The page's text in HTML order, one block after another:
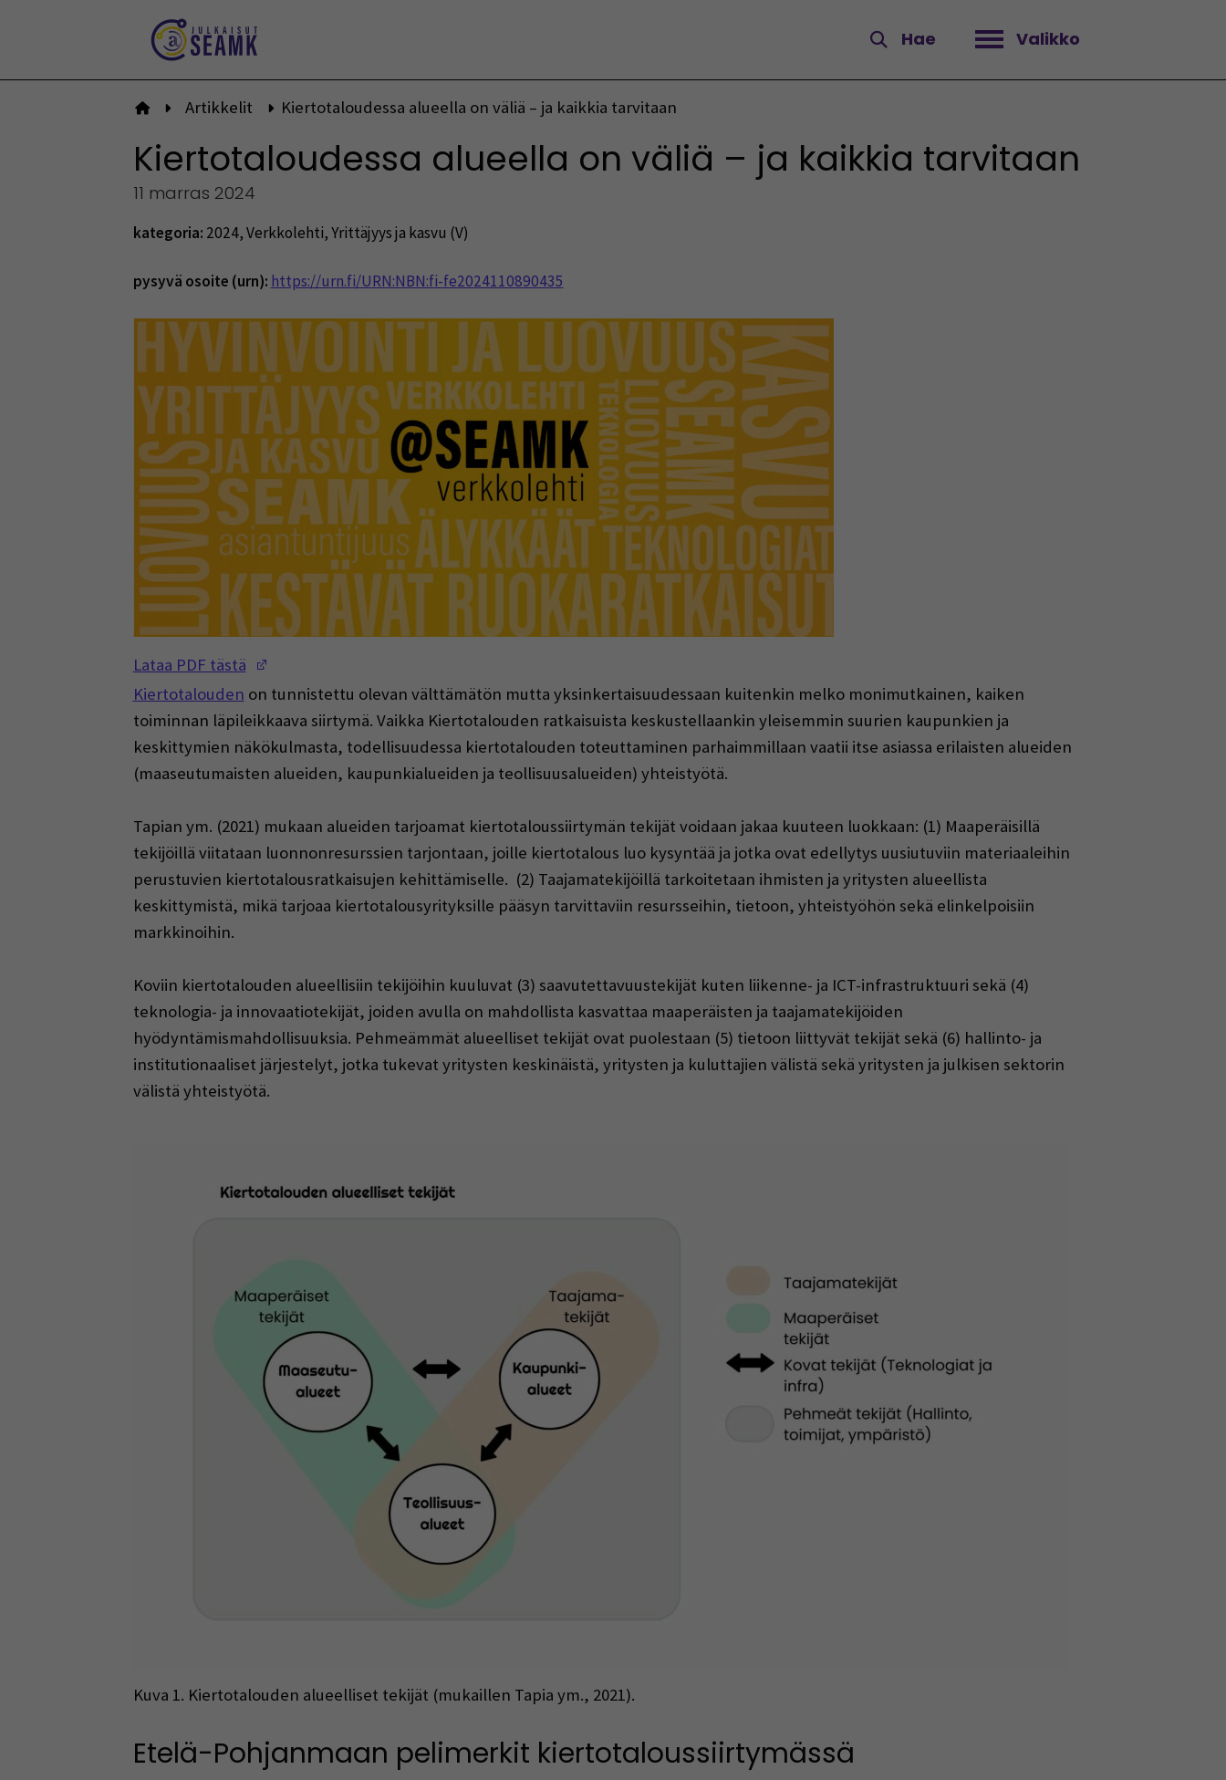
Hae Valikko
Avaa valikko
Etusivulle
Artikkelit Kiertotaloudessa alueella on väliä – ja kaikkia tarvitaan
Kiertotaloudessa alueella on väliä – ja kaikkia tarvitaan
11 marras 2024
kategoria: 2024,Verkkolehti,Yrittäjyys ja kasvu (V)
pysyvä osoite (urn): https://urn.fi/URN:NBN:fi-fe2024110890435
Lataa PDF tästä
Kiertotalouden on tunnistettu olevan välttämätön mutta yksinkertaisuudessaan kuitenkin melko monimutkainen, kaiken
toiminnan läpileikkaava siirtymä. Vaikka Kiertotalouden ratkaisuista keskustellaankin yleisemmin suurien kaupunkien ja
keskittymien näkökulmasta, todellisuudessa kiertotalouden toteuttaminen parhaimmillaan vaatii itse asiassa erilaisten alueiden
(maaseutumaisten alueiden, kaupunkialueiden ja teollisuusalueiden) yhteistyötä.
Tapian ym. (2021) mukaan alueiden tarjoamat kiertotaloussiirtymän tekijät voidaan jakaa kuuteen luokkaan: (1) Maaperäisillä
tekijöillä viitataan luonnonresurssien tarjontaan, joille kiertotalous luo kysyntää ja jotka ovat edellytys uusiutuviin materiaaleihin
perustuvien kiertotalousratkaisujen kehittämiselle. (2) Taajamatekijöillä tarkoitetaan ihmisten ja yritysten alueellista
keskittymistä, mikä tarjoaa kiertotalousyrityksille pääsyn tarvittaviin resursseihin, tietoon, yhteistyöhön sekä elinkelpoisiin
markkinoihin.
Koviin kiertotalouden alueellisiin tekijöihin kuuluvat (3) saavutettavuustekijät kuten liikenne- ja ICT-infrastruktuuri sekä (4)
teknologia- ja innovaatiotekijät, joiden avulla on mahdollista kasvattaa maaperäisten ja taajamatekijöiden
hyödyntämismahdollisuuksia. Pehmeämmät alueelliset tekijät ovat puolestaan (5) tietoon liittyvät tekijät sekä (6) hallinto- ja
institutionaaliset järjestelyt, jotka tukevat yritysten keskinäistä, yritysten ja kuluttajien välistä sekä yritysten ja julkisen sektorin
välistä yhteistyötä.
Kuva 1. Kiertotalouden alueelliset tekijät (mukaillen Tapia ym., 2021).
Etelä-Pohjanmaan pelimerkit kiertotaloussiirtymässä